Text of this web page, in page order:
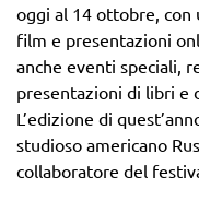
oggi al 14 ottobre, con
film e presentazioni
anche eventi speciali,
presentazioni di libri e
L’edizione di
studioso americano
collaboratore del